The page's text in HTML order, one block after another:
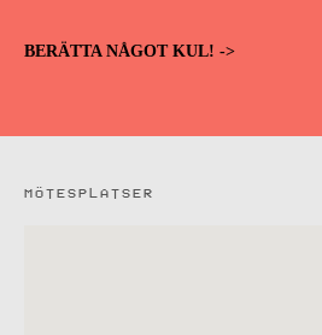
BERÄTTA NÅGOT KUL! ->
MÖTESPLATSER